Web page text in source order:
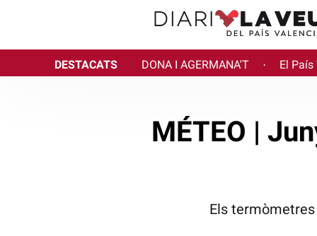
DESTACATS DONA I AGERMANA'T · El
MÉTEO |
Els